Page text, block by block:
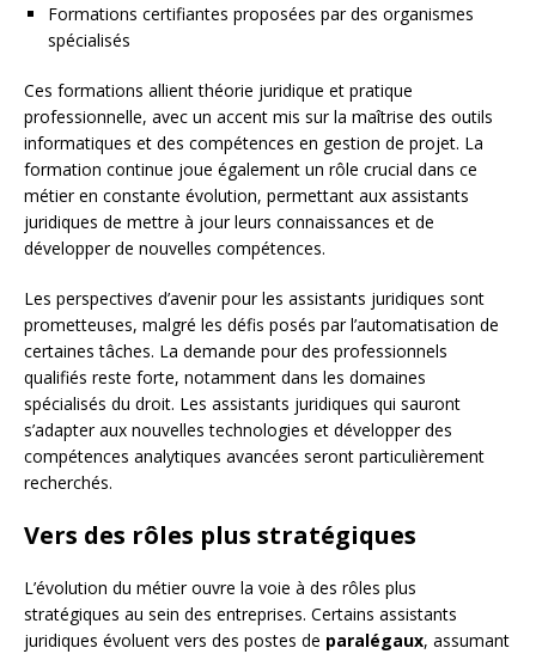
Formations certifiantes proposées par des organismes
spécialisés
Ces formations allient théorie juridique et pratique
professionnelle, avec un accent mis sur la maîtrise des outils
informatiques et des compétences en gestion de projet. La
formation continue joue également un rôle crucial dans ce
métier en constante évolution, permettant aux assistants
juridiques de mettre à jour leurs connaissances et de
développer de nouvelles compétences.
Les perspectives d’avenir pour les assistants juridiques sont
prometteuses, malgré les défis posés par l’automatisation de
certaines tâches. La demande pour des professionnels
qualifiés reste forte, notamment dans les domaines
spécialisés du droit. Les assistants juridiques qui sauront
s’adapter aux nouvelles technologies et développer des
compétences analytiques avancées seront particulièrement
recherchés.
Vers des rôles plus stratégiques
L’évolution du métier ouvre la voie à des rôles plus
stratégiques au sein des entreprises. Certains assistants
juridiques évoluent vers des postes de paralégaux, assumant